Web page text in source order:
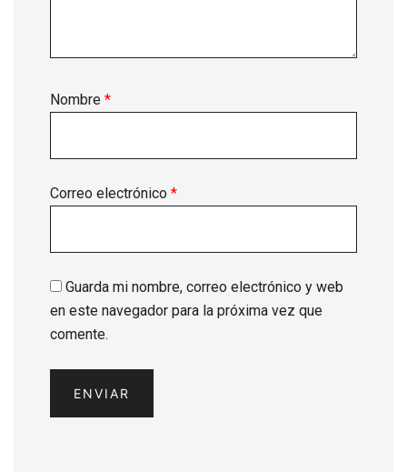
Nombre *
Correo electrónico *
Guarda mi nombre, correo electrónico y web
en este navegador para la próxima vez que
comente.